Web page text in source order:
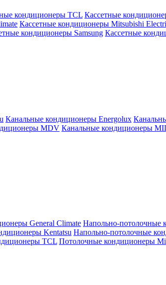
кондиционеры TCL Кассетные
Кассетные кондиционеры Mitsubishi
кондиционеры Samsung Кассетные
Канальные кондиционеры Energolux
MDV Канальные кондиционеры
General Climate Напольно-потолочные
Kentatsu Напольно-потолочные
TCL Потолочные кондиционеры